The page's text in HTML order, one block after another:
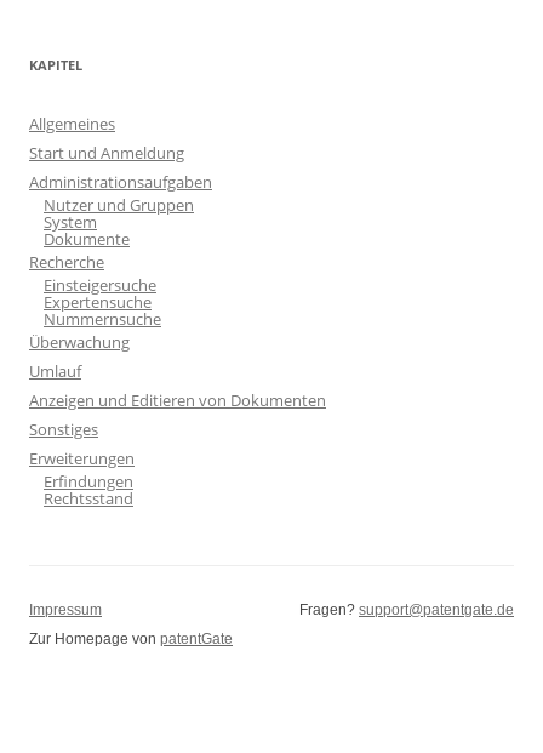
KAPITEL
Allgemeines
Start und Anmeldung
Administrationsaufgaben
Nutzer und Gruppen
System
Dokumente
Recherche
Einsteigersuche
Expertensuche
Nummernsuche
Überwachung
Umlauf
Anzeigen und Editieren von Dokumenten
Sonstiges
Erweiterungen
Erfindungen
Rechtsstand
Fragen? support@patentgate.de
Impressum
Zur Homepage von patentGate